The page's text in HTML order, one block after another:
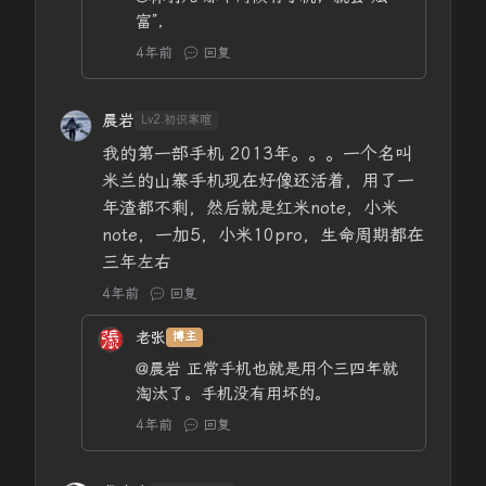
富”，
4年前 回复
晨岩 Lv2.初识寒暄
我的第一部手机 2013年。。。一个名叫
米兰的山寨手机现在好像还活着，用了一
年渣都不剩，然后就是红米note，小米
note，一加5，小米10pro，生命周期都在
三年左右
4年前 回复
老张 博主
@晨岩 正常手机也就是用个三四年就
淘汰了。手机没有用坏的。
4年前 回复